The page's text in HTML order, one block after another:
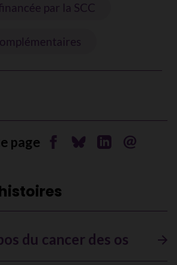
par la SCC
page Partager sur Facebook
Partager sur Bluesky
Partager sur
Envoyer
du cancer des os